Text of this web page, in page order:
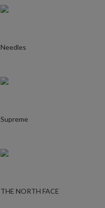
Needles
Supreme
THE NORTH FACE